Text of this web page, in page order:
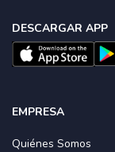
DESCARGAR APP
EMPRESA
Quiénes Somos